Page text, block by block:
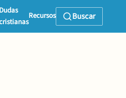
Dudas
Recursos Buscar